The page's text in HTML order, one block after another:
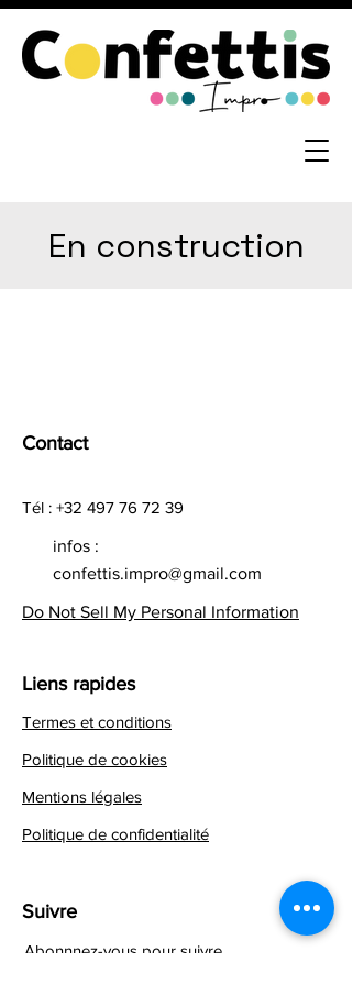
En construction
Contact
Tél : +32 497 76 72 39
infos :
confettis.impro@gmail.com
Do Not Sell My Personal Information
Liens rapides
Termes et conditions
Politique de cookies
Mentions légales
Politique de confidentialité
Suivre
Abonnnez-vous pour suivre